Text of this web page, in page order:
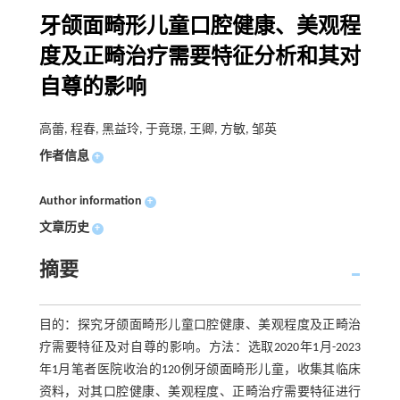
牙颌面畸形儿童口腔健康、美观程
度及正畸治疗需要特征分析和其对
自尊的影响
高蕾, 程春, 黑益玲, 于竟璟, 王卿, 方敏, 邹英
作者信息 +
Author information +
文章历史 +
摘要
目的：探究牙颌面畸形儿童口腔健康、美观程度及正畸治
疗需要特征及对自尊的影响。方法：选取2020年1月-2023
年1月笔者医院收治的120例牙颌面畸形儿童，收集其临床
资料，对其口腔健康、美观程度、正畸治疗需要特征进行